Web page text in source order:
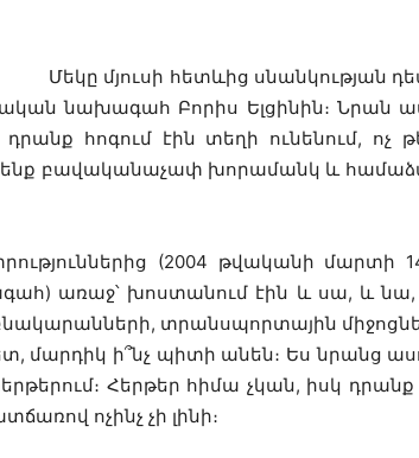
Մեկը մյուսի հետևից սնանկության
նախագահ Բորիս Ելցինին։ Նրան
հոգում էին տեղի ունենում, ոչ թե
բավականաչափ խորամանկ և
(2004 թվականի մարտի
առաջ՝ խոստանում էին և սա, և նա, և
տրանսպորտային
մարդիկ ի՞նչ պիտի անեն։ Ես նրանց
հերթերում։ Հերթեր հիմա չկան, իսկ
ոչինչ չի լինի։